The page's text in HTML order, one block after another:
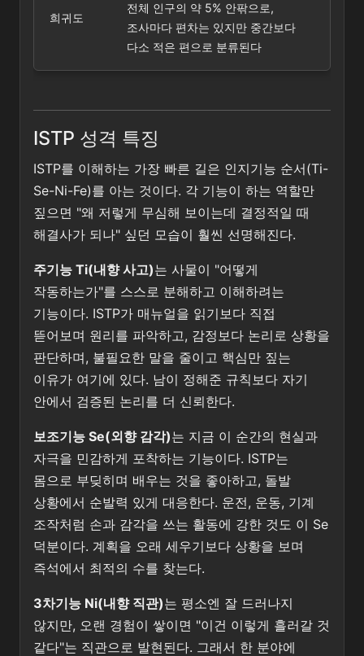
희귀도
전체 인구의 약 5% 안팎으로,
조사마다 편차는 있지만 중간보다
다소 적은 편으로 분류된다
ISTP 성격 특징
ISTP를 이해하는 가장 빠른 길은 인지기능 순서(Ti-
Se-Ni-Fe)를 아는 것이다. 각 기능이 하는 역할만
짚으면 "왜 저렇게 무심해 보이는데 결정적일 때
해결사가 되나" 싶던 모습이 훨씬 선명해진다.
주기능 Ti(내향 사고)는 사물이 "어떻게
작동하는가"를 스스로 분해하고 이해하려는
기능이다. ISTP가 매뉴얼을 읽기보다 직접
뜯어보며 원리를 파악하고, 감정보다 논리로 상황을
판단하며, 불필요한 말을 줄이고 핵심만 짚는
이유가 여기에 있다. 남이 정해준 규칙보다 자기
안에서 검증된 논리를 더 신뢰한다.
보조기능 Se(외향 감각)는 지금 이 순간의 현실과
자극을 민감하게 포착하는 기능이다. ISTP는
몸으로 부딪히며 배우는 것을 좋아하고, 돌발
상황에서 순발력 있게 대응한다. 운전, 운동, 기계
조작처럼 손과 감각을 쓰는 활동에 강한 것도 이 Se
덕분이다. 계획을 오래 세우기보다 상황을 보며
즉석에서 최적의 수를 찾는다.
3차기능 Ni(내향 직관)는 평소엔 잘 드러나지
않지만, 오랜 경험이 쌓이면 "이건 이렇게 흘러갈 것
같다"는 직관으로 발현된다. 그래서 한 분야에